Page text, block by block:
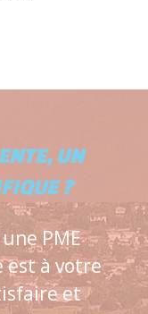
UN
?
PME
à votre
et